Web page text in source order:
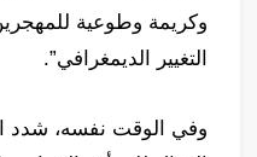
وكريمة وطوعية
التغيير الديمغرافي”.
وفي الوقت نفسه، شدد